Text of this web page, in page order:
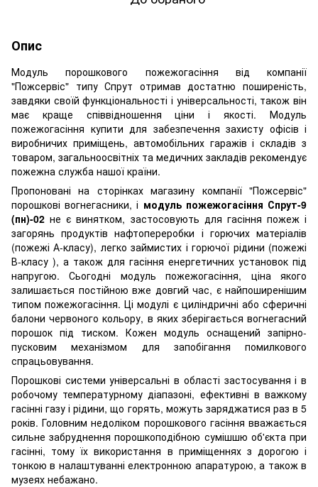
Опис
Модуль порошкового пожежогасіння від компанії
"Пожсервіс" типу Спрут отримав достатню поширеність,
завдяки своїй функціональності і універсальності, також він
має краще співвідношення ціни і якості. Модуль
пожежогасіння купити для забезпечення захисту офісів і
виробничих приміщень, автомобільних гаражів і складів з
товаром, загальноосвітніх та медичних закладів рекомендує
пожежна служба нашої країни.
Пропоновані на сторінках магазину компанії "Пожсервіс"
порошкові вогнегасники, і модуль пожежогасіння Спрут-9
(пн)-02 не є винятком, застосовують для гасіння пожеж і
загорянь продуктів нафтопереробки і горючих матеріалів
(пожежі А-класу), легко займистих і горючої рідини (пожежі
В-класу ), а також для гасіння енергетичних установок під
напругою. Сьогодні модуль пожежогасіння, ціна якого
залишається постійною вже довгий час, є найпоширенішим
типом пожежогасіння. Ці модулі є циліндричні або сферичні
балони червоного кольору, в яких зберігається вогнегасний
порошок під тиском. Кожен модуль оснащений запірно-
пусковим механізмом для запобігання помилкового
спрацьовування.
Порошкові системи універсальні в області застосування і в
робочому температурному діапазоні, ефективні в важкому
гасінні газу і рідини, що горять, можуть заряджатися раз в 5
років. Головним недоліком порошкового гасіння вважається
сильне забруднення порошкоподібною сумішшю об'єкта при
гасінні, тому їх використання в приміщеннях з дорогою і
тонкою в налаштуванні електронною апаратурою, а також в
музеях небажано.